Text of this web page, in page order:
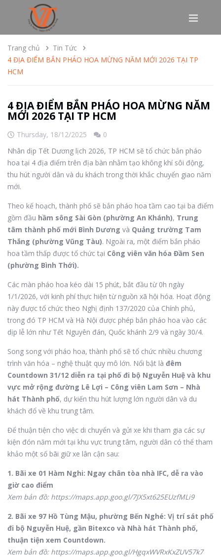
Trang chủ
Tin Tức
4 ĐỊA ĐIỂM BẮN PHÁO HOA MỪNG NĂM MỚI 2026 TẠI TP
HCM
4 ĐỊA ĐIỂM BẮN PHÁO HOA MỪNG NĂM
MỚI 2026 TẠI TP HCM
Thursday, 18/12/2025
0
Nhân dịp Tết Dương lịch 2026, TP HCM sẽ tổ chức bắn pháo
hoa tại 4 địa điểm trên địa bàn nhằm tạo không khí sôi động,
thu hút người dân và du khách trong thời khắc chuyển giao năm
mới.
Theo kế hoạch, thành phố sẽ bắn pháo hoa tầm cao tại ba điểm
gồm đầu hầm sông Sài Gòn (phường An Khánh), Trung
tâm thành phố mới Bình Dương và Quảng trường Tam
Thắng (phường Vũng Tàu). Ngoài ra, một điểm bắn pháo
hoa tầm thấp được tổ chức tại Công viên văn hóa Đầm Sen
(phường Bình Thới).
Các màn pháo hoa kéo dài 15 phút, bắt đầu từ 0h ngày
1/1/2026, với kinh phí thực hiện từ nguồn xã hội hóa. Hoạt động
này được tổ chức theo Nghị định 137/2020 của Chính phủ,
trong đó TP HCM và Hà Nội được phép bắn pháo hoa vào các
dịp lễ lớn như Tết Nguyên đán, Quốc khánh 2/9 và ngày 30/4.
Song song với pháo hoa, thành phố sẽ tổ chức nhiều chương
trình văn hóa – nghệ thuật quy mô lớn. Nổi bật là đêm
Countdown 31/12 diễn ra tại phố đi bộ Nguyễn Huệ và khu
vực mở rộng đường Lê Lợi – Công viên Lam Sơn – Nhà
hát Thành phố, dự kiến thu hút lượng lớn người dân và du
khách đổ về khu trung tâm.
Để thuận tiện cho việc di chuyển và gửi xe khi tham gia các sự
kiện đón năm mới tại khu vực trung tâm, người dân có thể tham
khảo một số bãi giữ xe lân cận sau:
1. Bãi xe 01 Hàm Nghi: Ngay chân tòa nhà IFC, dễ ra vào
giờ cao điểm
Xem bản đồ: https://maps.app.goo.gl/7JX5xt625EUzfMLi9
2. Bãi xe 97 Hồ Tùng Mậu, phường Bến Nghé: Vị trí sát phố
đi bộ Nguyễn Huệ, gần Bitexco và Nhà hát Thành phố,
thuận tiện xem Countdown.
Xem bản đồ: https://maps.app.goo.gl/HgqxWVRxKxZUV57k7